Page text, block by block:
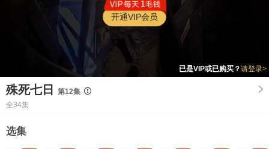
开通VIP会员
已是VIP或已购买？请登录>
殊死七日
第12集
全34集
选集